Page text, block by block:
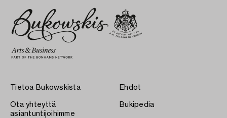
Tietoa Bukowskista
Ota yhteyttä
asiantuntijoihimme
Ehdot
Bukipedia